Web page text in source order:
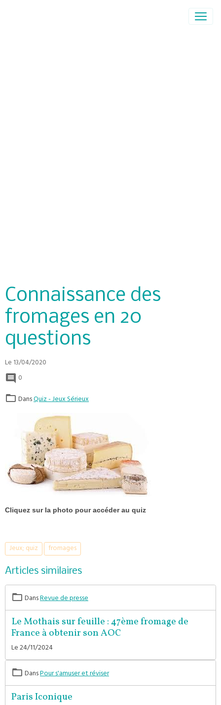
Connaissance des
fromages en 20
questions
Le 13/04/2020
0
DansQuiz - Jeux Sérieux
Cliquez sur la photo pour accéder au quiz
Jeux; quiz fromages
Articles similaires
DansRevue de presse
Le Mothais sur feuille : 47ème fromage de
France à obtenir son AOC
Le 24/11/2024
DansPour s'amuser et réviser
Paris Iconique